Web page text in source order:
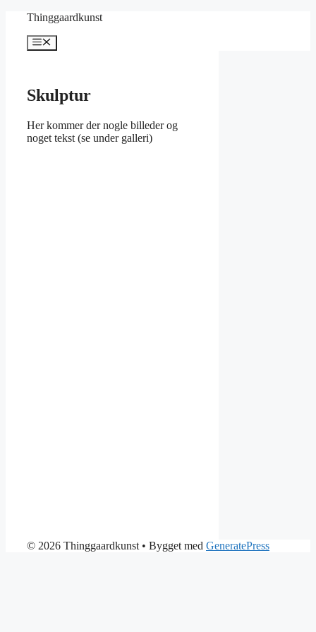
indhold
Thinggaardkunst
Menu
Skulptur
Her kommer der nogle billeder og
noget tekst (se under galleri)
© 2026 Thinggaardkunst • Bygget med GeneratePress